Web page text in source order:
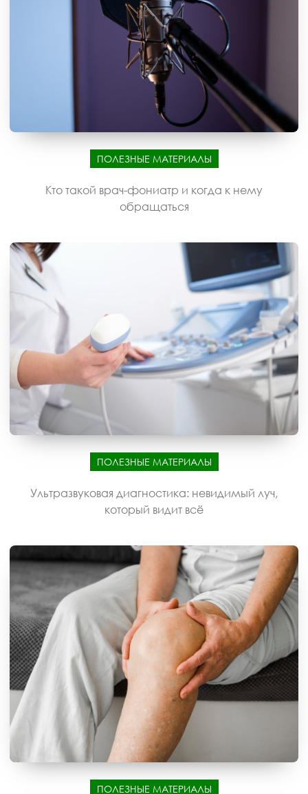
ПОЛЕЗНЫЕ МАТЕРИАЛЫ
Кто такой врач-фониатр и когда к нему
обращаться
ПОЛЕЗНЫЕ МАТЕРИАЛЫ
Ультразвуковая диагностика: невидимый луч,
который видит всё
ПОЛЕЗНЫЕ МАТЕРИАЛЫ